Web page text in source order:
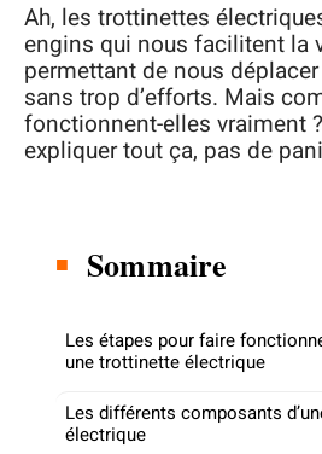
Ah, les trottinettes
engins qui nous facilitent la
permettant de nous
sans trop d’efforts. Mais
fonctionnent-elles vraiment
expliquer tout ça, pas de
Sommaire
Les étapes pour faire
une trottinette électrique
Les différents composants
électrique